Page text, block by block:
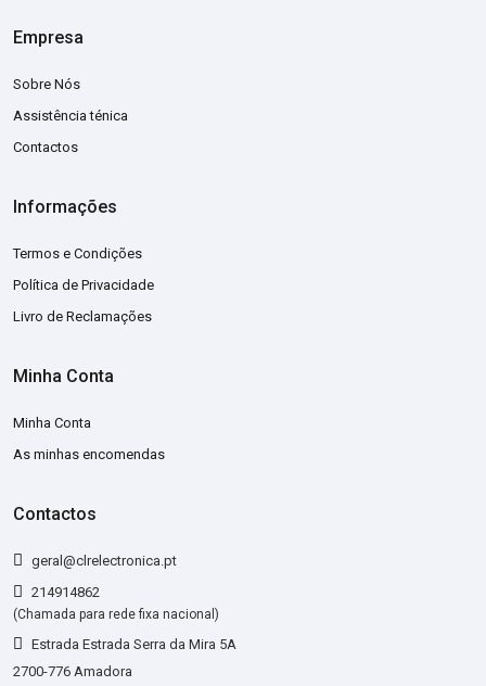
Empresa
Sobre Nós
Assistência ténica
Contactos
Informações
Termos e Condições
Política de Privacidade
Livro de Reclamações
Minha Conta
Minha Conta
As minhas encomendas
Contactos
geral@clrelectronica.pt
214914862
(Chamada para rede fixa nacional)
Estrada Estrada Serra da Mira 5A
2700-776 Amadora